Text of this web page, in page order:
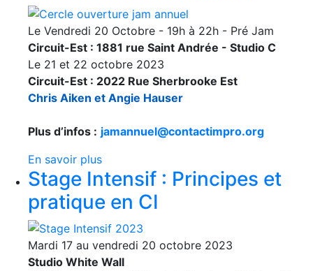
Le Vendredi 20 Octobre - 19h à 22h - Pré Jam
Circuit-Est : 1881 rue Saint Andrée - Studio C
Le 21 et 22 octobre 2023
Circuit-Est : 2022 Rue Sherbrooke Est‬
Chris Aiken et Angie Hauser
Plus d’infos : jamannuel@contactimpro.org
En savoir plus
Stage Intensif : Principes et
pratique en CI
Mardi 17 au vendredi 20 octobre 2023
Studio White Wall